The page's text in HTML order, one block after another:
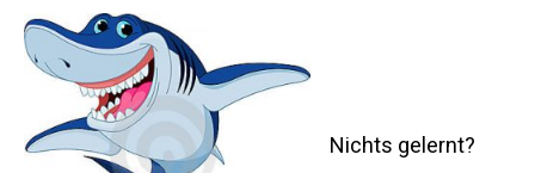
Nichts gelernt?